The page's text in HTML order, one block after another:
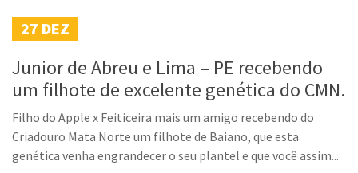
27 DEZ
Junior de Abreu e Lima – PE recebendo
um filhote de excelente genética do CMN.
Filho do Apple x Feiticeira mais um amigo recebendo do
Criadouro Mata Norte um filhote de Baiano, que esta
genética venha engrandecer o seu plantel e que você assim...